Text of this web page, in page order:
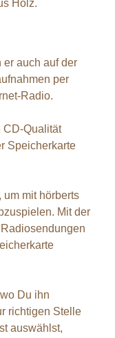
Holz.
er auch auf der
per
Radio.
CD-Qualität
Speicherkarte
um mit hörberts
Mit der
Du ihn
richtigen Stelle
auswählst,